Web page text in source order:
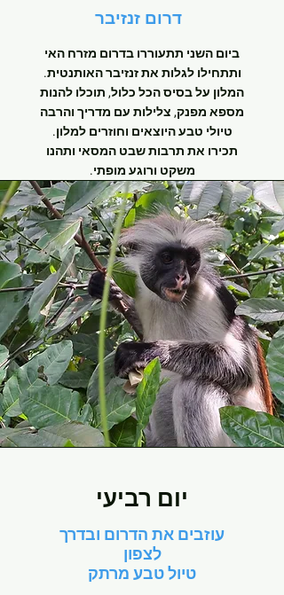
דרום זנזיבר
ביום השני תתעוררו בדרום מזרח האי
ותתחילו לגלות את זנזיבר האותנטית.
המלון על בסיס הכל כלול, תוכלו להנות
מספא מפנק, צלילות עם מדריך והרבה
טיולי טבע היוצאים וחוזרים למלון.
תכירו את תרבות שבט המסאי ותהנו
משקט ורוגע מופתי.
יום רביעי
עוזבים את הדרום ובדרך
לצפון
טיול טבע מרתק